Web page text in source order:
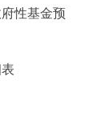
性基金预